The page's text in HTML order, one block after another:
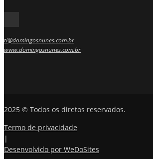
ti@domingosnunes.com.br
www.domingosnunes.com.br
2025 © Todos os diretos reservados.
Termo de privacidade
|
Desenvolvido por WeDoSites